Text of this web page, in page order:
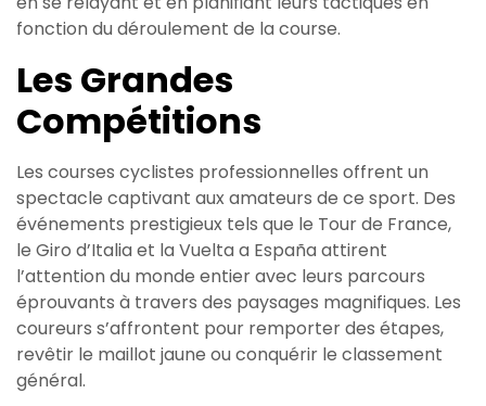
fonction du déroulement de la course.
Les Grandes
Compétitions
Les courses cyclistes professionnelles offrent un
spectacle captivant aux amateurs de ce sport. Des
événements prestigieux tels que le Tour de France,
le Giro d’Italia et la Vuelta a España attirent
l’attention du monde entier avec leurs parcours
éprouvants à travers des paysages magnifiques. Les
coureurs s’affrontent pour remporter des étapes,
revêtir le maillot jaune ou conquérir le classement
général.